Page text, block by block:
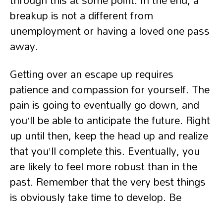
breakup is not a different from
unemployment or having a loved one pass
away.
Getting over an escape up requires
patience and compassion for yourself. The
pain is going to eventually go down, and
you’ll be able to anticipate the future. Right
up until then, keep the head up and realize
that you’ll complete this. Eventually, you
are likely to feel more robust than in the
past. Remember that the very best things
is obviously take time to develop. Be